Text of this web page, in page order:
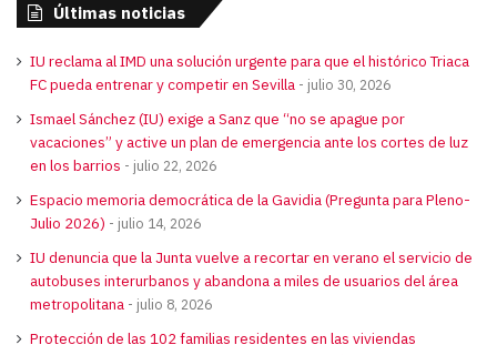
Últimas noticias
IU reclama al IMD una solución urgente para que el histórico Triaca
FC pueda entrenar y competir en Sevilla
julio 30, 2026
Ismael Sánchez (IU) exige a Sanz que “no se apague por
vacaciones” y active un plan de emergencia ante los cortes de luz
en los barrios
julio 22, 2026
Espacio memoria democrática de la Gavidia (Pregunta para Pleno-
Julio 2026)
julio 14, 2026
IU denuncia que la Junta vuelve a recortar en verano el servicio de
autobuses interurbanos y abandona a miles de usuarios del área
metropolitana
julio 8, 2026
Protección de las 102 familias residentes en las viviendas